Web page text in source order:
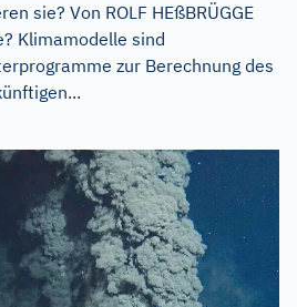
sie? Von ROLF HEßBRÜGGE
Klimamodelle sind
zur Berechnung des